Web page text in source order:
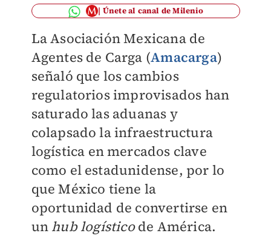
Únete al canal de Milenio
La Asociación Mexicana de
Agentes de Carga (Amacarga)
señaló que los cambios
regulatorios improvisados han
saturado las aduanas y
colapsado la infraestructura
logística en mercados clave
como el estadunidense, por lo
que México tiene la
oportunidad de convertirse en
un hub logísticode América.